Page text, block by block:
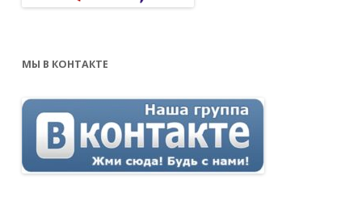
МЫ В КОНТАКТЕ